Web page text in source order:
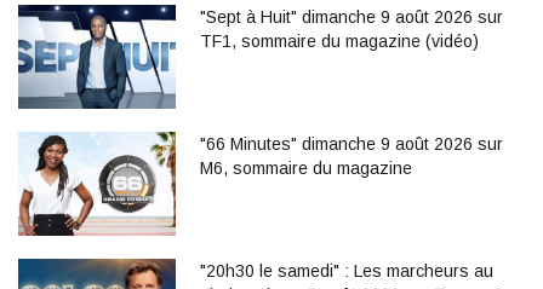
"Sept à Huit" dimanche 9 août 2026 sur
TF1, sommaire du magazine (vidéo)
"66 Minutes" dimanche 9 août 2026 sur
M6, sommaire du magazine
"20h30 le samedi" : Les marcheurs au